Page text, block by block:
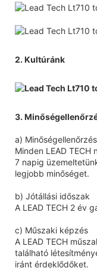
2. Kultúránk
3.
a) Minőségellenőrzés
Minden LEAD
7 napig
legjobb minőséget.
b) Jótállási időszak
A LEAD TECH 2 év
c) Műszaki képzés
A LEAD TECH
található
iránt érdeklődőket.